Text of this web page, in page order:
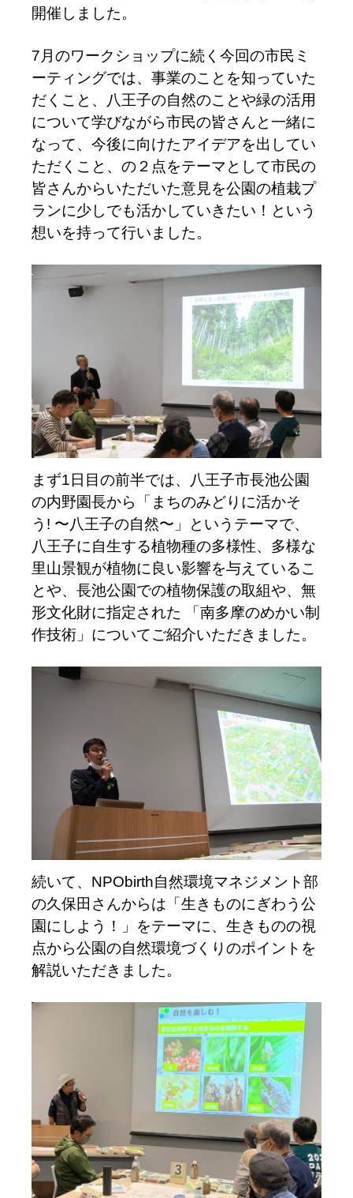
開催しました。
7月のワークショップに続く今回の市民ミ
ーティングでは、事業のことを知っていた
だくこと、八王子の自然のことや緑の活用
について学びながら市民の皆さんと一緒に
なって、今後に向けたアイデアを出してい
ただくこと、の２点をテーマとして市民の
皆さんからいただいた意見を公園の植栽プ
ランに少しでも活かしていきたい！という
想いを持って行いました。
まず1日目の前半では、八王子市長池公園
の内野園長から「まちのみどりに活かそ
う! 〜八王子の自然〜」というテーマで、
八王子に自生する植物種の多様性、多様な
里山景観が植物に良い影響を与えているこ
とや、長池公園での植物保護の取組や、無
形文化財に指定された 「南多摩のめかい制
作技術」についてご紹介いただきました。
続いて、NPObirth自然環境マネジメント部
の久保田さんからは「生きものにぎわう公
園にしよう！」をテーマに、生きものの視
点から公園の自然環境づくりのポイントを
解説いただきました。